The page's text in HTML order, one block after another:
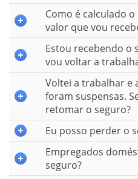
Como é calculado
valor que vou
Estou recebendo o
vou voltar a
Voltei a trabalhar e
foram suspensas.
retomar o seguro?
Eu posso perder o
Empregados
seguro?